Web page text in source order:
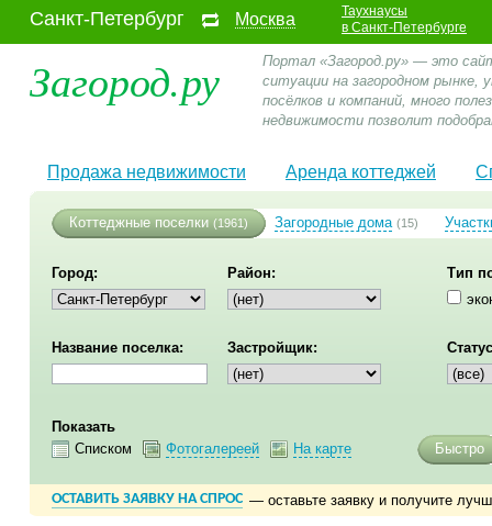
Санкт-Петербург Москва
Таухнаусы
в Санкт-Петербурге
Загород.ру
Портал «Загород.ру» — это
ситуации на загородном
посёлков и компаний, много
недвижимости позволит
Продажа недвижимости Аренда коттеджей
Коттеджные поселки (1961) Загородные дома (15)
Город: Район:
Тип
Название поселка: Застройщик:
Показать
Списком
Фотогалереей На карте Быстро
ОСТАВИТЬ ЗАЯВКУ НА СПРОС — оставьте заявку и получите